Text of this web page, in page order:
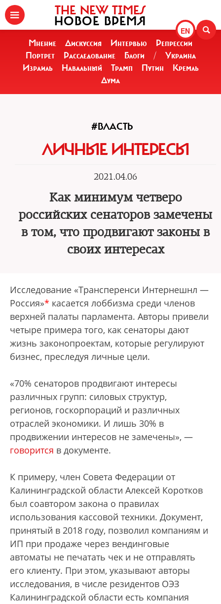
EN
THE NEW TIMES
НОВОЕ ВРЕМЯ
Мнение Дискуссия Интервью
Репрессии
Портрет
Расследование Блоги /
Украина
Израиль
Навальный Трамп Путин
Кремль
Дума
#ВЛАСТЬ
ЛИЧНЫЕ ИНТЕРЕСЫ
2021.04.06
Как минимум четверо
российских сенаторов замечены
в том, что продвигают законы в
своих интересах
Исследование «Трансперенси Интернешнл —
Россия»* касается лоббизма среди членов
верхней палаты парламента. Авторы привели
четыре примера того, как сенаторы дают
жизнь законопроектам, которые регулируют
бизнес, преследуя личные цели.
«70% сенаторов продвигают интересы
различных групп: силовых структур,
регионов, госкорпораций и различных
отраслей экономики. И лишь 30% в
продвижении интересов не замечены», —
говорится в документе.
К примеру, член Совета Федерации от
Калининградской области Алексей Коротков
был соавтором закона о правилах
использования кассовой техники. Документ,
принятый в 2018 году, позволил компаниям и
ИП при продаже через вендинговые
автоматы не печатать чек и не отправлять
его клиенту. При этом, указывают авторы
исследования, в числе резидентов ОЭЗ
Калининградской области есть компания